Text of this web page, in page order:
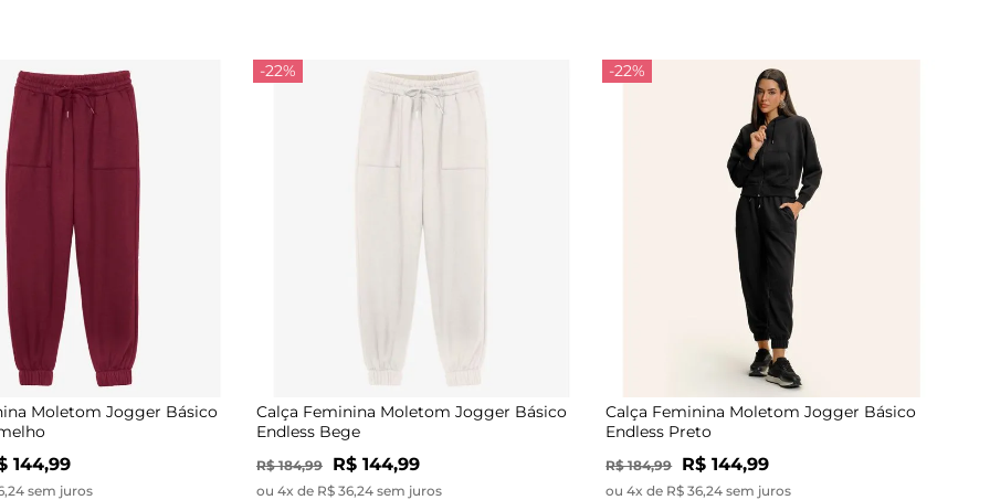
Moletom Jogger Básico
144,99
sem juros
-22%
Calça Feminina Moletom Jogger Básico
Endless Bege
R$ 184,99 R$ 144,99
ou 4x de R$ 36,24 sem juros
-22%
Calça Feminina Moletom Jogger Básico
Endless Preto
R$ 184,99 R$ 144,99
ou 4x de R$ 36,24 sem juros